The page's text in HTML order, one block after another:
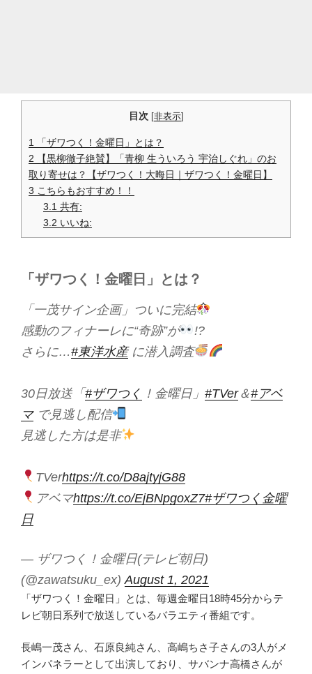
目次 [非表示]
1
「ザワつく！金曜日」とは？
2 【黒柳徹子絶賛】「青柳 生ういろう 宇治しぐれ」のお
取り寄せは？【ザワつく！大晦日｜ザワつく！金曜日】
3 こちらもおすすめ！！
3.1 共有:
3.2 いいね:
「ザワつく！金曜日」とは？
「一茂サイン企画」ついに完結
感動のフィナーレに“奇跡”が
!?
さらに…#東洋水産に潜入調査
30日放送「#ザワつく ！金曜日」 #TVer＆#アベ
マで見逃し配信
見逃した方は是非
TVerhttps://t.co/D8ajtyjG88
アベマhttps://t.co/EjBNpgoxZ7#ザワつく金曜
日
— ザワつく！金曜日(テレビ朝日)
(@zawatsuku_ex) August 1, 2021
「ザワつく！金曜日」とは、毎週金曜日18時45分からテ
レビ朝日系列で放送しているバラエティ番組です。
長嶋一茂さん、石原良純さん、高嶋ちさ子さんの3人がメ
インパネラーとして出演しており、サバンナ高橋さんが